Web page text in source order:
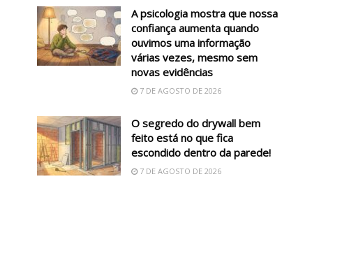
A psicologia mostra que nossa
confiança aumenta quando
ouvimos uma informação
várias vezes, mesmo sem
novas evidências
7 DE AGOSTO DE 2026
O segredo do drywall bem
feito está no que fica
escondido dentro da parede!
7 DE AGOSTO DE 2026